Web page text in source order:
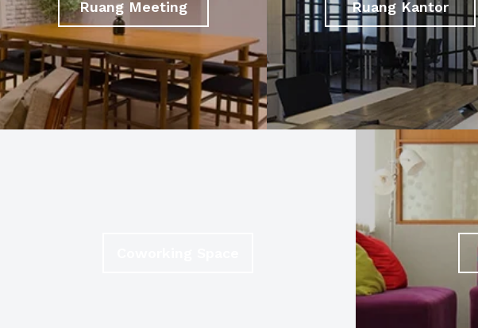
Ruang Meeting Ruang Kantor